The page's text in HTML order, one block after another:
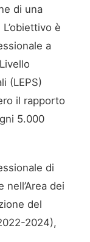
di una
è
a
(LEPS)
il rapporto
5.000
di
nell’Area dei
del
2024),